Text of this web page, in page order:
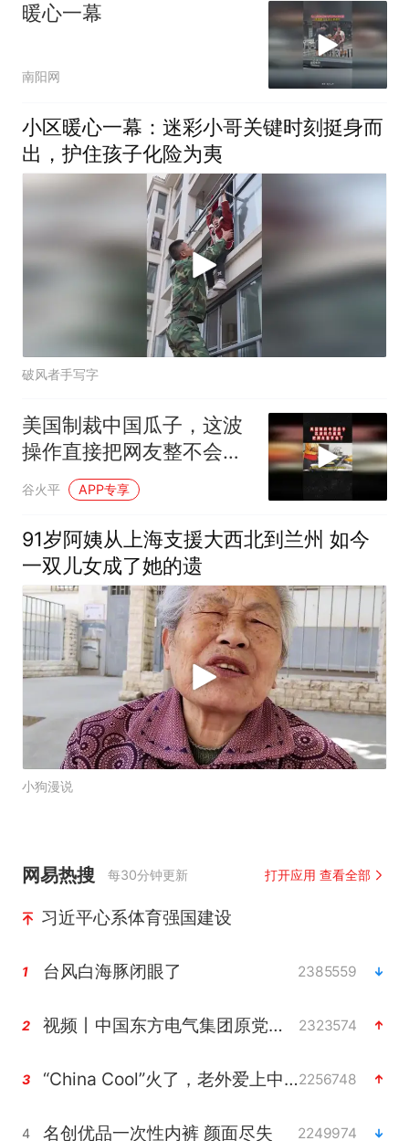
暖心一幕
南阳网
小区暖心一幕：迷彩小哥关键时刻挺身而
出，护住孩子化险为夷
破风者手写字
美国制裁中国瓜子，这波
操作直接把网友整不会了
02
谷火平 APP专享
91岁阿姨从上海支援大西北到兰州 如今
一双儿女成了她的遗
小狗漫说
网易热搜 每30分钟更新 打开应用 查看全部
习近平心系体育强国建设
1 台风白海豚闭眼了 2385559
2 视频丨中国东方电气集团原党组副书记、董事宋致远被查 2323574
3 “China Cool”火了，老外爱上中国避暑游2256748
4 名创优品一次性内裤 颜面尽失 2249974